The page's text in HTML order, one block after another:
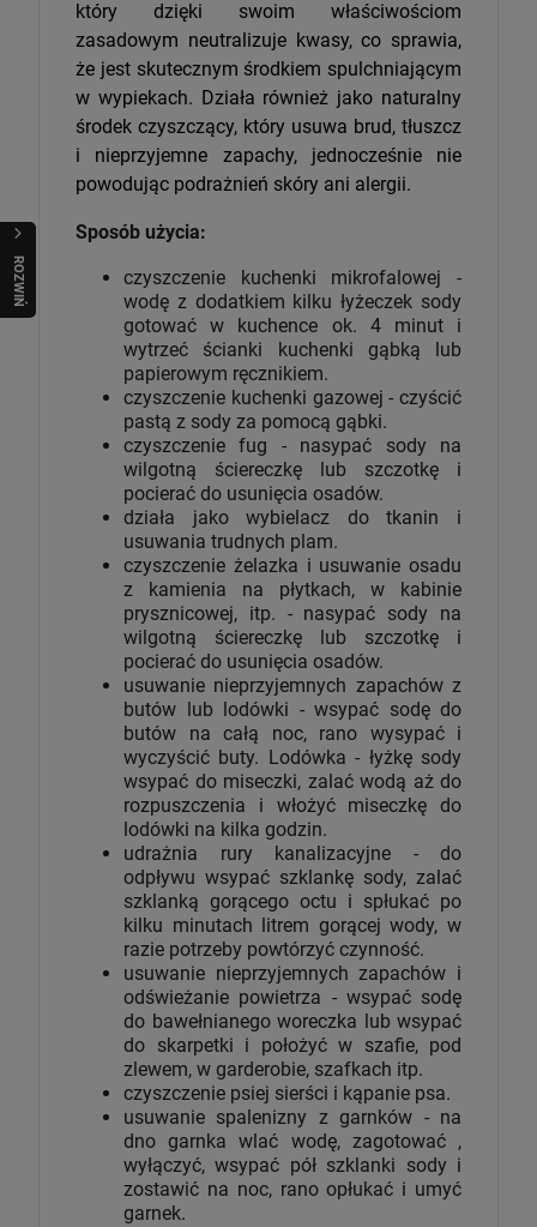
R
O
Z
W
I
Ń
O
B
I
który dzięki swoim właściwościom
zasadowym neutralizuje kwasy, co sprawia,
że jest skutecznym środkiem spulchniającym
w wypiekach. Działa również jako naturalny
środek czyszczący, który usuwa brud, tłuszcz
i nieprzyjemne zapachy, jednocześnie nie
powodując podrażnień skóry ani alergii.
Sposób użycia:
czyszczenie kuchenki mikrofalowej -
wodę z dodatkiem kilku łyżeczek sody
gotować w kuchence ok. 4 minut i
wytrzeć ścianki kuchenki gąbką lub
papierowym ręcznikiem.
czyszczenie kuchenki gazowej - czyścić
pastą z sody za pomocą gąbki.
czyszczenie fug - nasypać sody na
wilgotną ściereczkę lub szczotkę i
pocierać do usunięcia osadów.
działa jako wybielacz do tkanin i
usuwania trudnych plam.
czyszczenie żelazka i usuwanie osadu
z kamienia na płytkach, w kabinie
prysznicowej, itp. - nasypać sody na
wilgotną ściereczkę lub szczotkę i
pocierać do usunięcia osadów.
usuwanie nieprzyjemnych zapachów z
butów lub lodówki - wsypać sodę do
butów na całą noc, rano wysypać i
wyczyścić buty. Lodówka - łyżkę sody
wsypać do miseczki, zalać wodą aż do
rozpuszczenia i włożyć miseczkę do
lodówki na kilka godzin.
udrażnia rury kanalizacyjne - do
odpływu wsypać szklankę sody, zalać
szklanką gorącego octu i spłukać po
kilku minutach litrem gorącej wody, w
razie potrzeby powtórzyć czynność.
usuwanie nieprzyjemnych zapachów i
odświeżanie powietrza - wsypać sodę
do bawełnianego woreczka lub wsypać
do skarpetki i położyć w szafie, pod
zlewem, w garderobie, szafkach itp.
czyszczenie psiej sierści i kąpanie psa.
usuwanie spalenizny z garnków - na
dno garnka wlać wodę, zagotować ,
wyłączyć, wsypać pół szklanki sody i
zostawić na noc, rano opłukać i umyć
garnek.